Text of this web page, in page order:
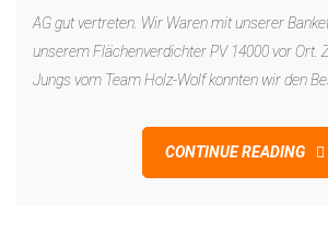
AG gut vertreten. Wir Waren mit unserer
unserem Flächenverdichter PV 14000 vor Ort.
Jungs vom Team Holz-Wolf konnten wir den
CONTINUE READING